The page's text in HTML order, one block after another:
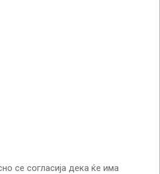
се согласија дека ќе има